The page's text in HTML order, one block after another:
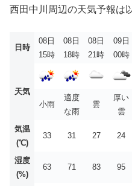
西田中川周辺の天気予報は
日時
08日
15時
08日
18時
08日
21時
09日
00時
天気
小雨
適度
な雨
雲
厚い
雲
気温
(℃)
33 31 27 24
湿度
(%)
63 71 83 95